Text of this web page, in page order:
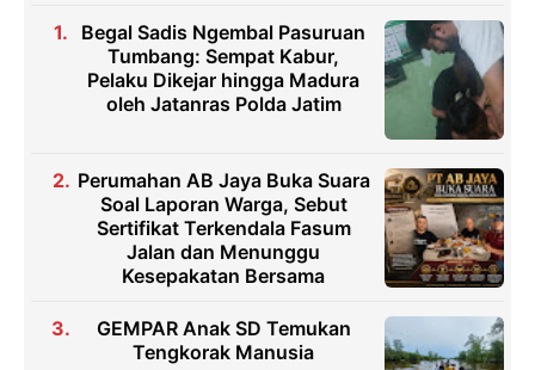
Begal Sadis Ngembal Pasuruan
Tumbang: Sempat Kabur,
Pelaku Dikejar hingga Madura
oleh Jatanras Polda Jatim
Perumahan AB Jaya Buka Suara
Soal Laporan Warga, Sebut
Sertifikat Terkendala Fasum
Jalan dan Menunggu
Kesepakatan Bersama
GEMPAR Anak SD Temukan
Tengkorak Manusia